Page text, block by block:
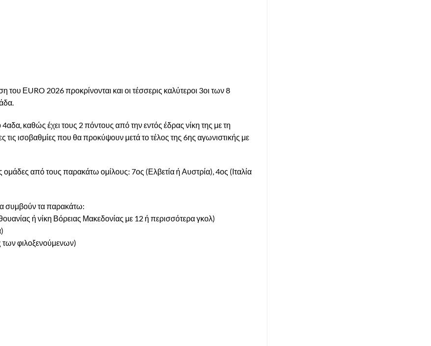
ΕURO 2026 προκρίνονται και οι τέσσερις καλύτεροι 3οι των 8
καθώς έχει τους 2 πόντους από την εντός έδρας νίκη της με τη
τις ισοβαθμίες που θα προκύψουν μετά το τέλος της 6ης αγωνιστικής με
από τους παρακάτω ομίλους: 7ος (Ελβετία ή Αυστρία), 4ος (Ιταλία
συμβούν τα παρακάτω:
ή νίκη Βόρειας Μακεδονίας με 12 ή περισσότερα γκολ)
των φιλοξενούμενων)